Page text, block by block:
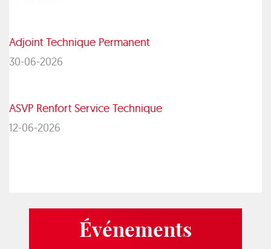
Adjoint Technique Permanent
30-06-2026
ASVP Renfort Service Technique
12-06-2026
Événements